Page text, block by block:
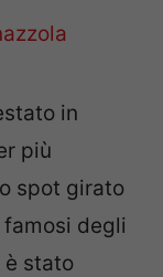
in
più
spot girato
degli
è stato